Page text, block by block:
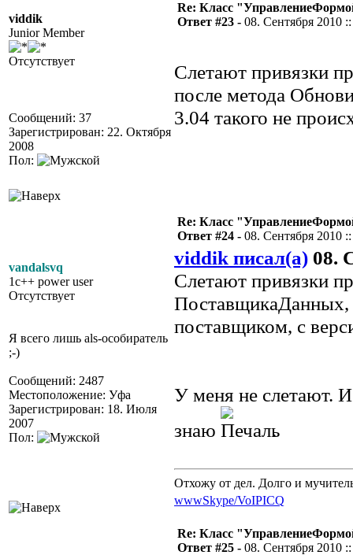
viddik
Junior Member
Отсутствует
Сообщений: 37
Зарегистрирован: 22. Октября
2008
Пол:
Re: Класс
Ответ #23 - 08. Сентября 2010
Слетают привязки
после метода
3.04 такого не
vandalsvq
1c++ power user
Отсутствует
Я всего лишь als-особиратель
;-)
Сообщений: 2487
Местоположение: Уфа
Зарегистрирован: 18. Июля
2007
Пол:
Re: Класс
Ответ #24 - 08. Сентября 2010
viddik писал(а) 08.
Слетают привязки
ПоставщикаДанных,
поставщиком, с
У меня не слетают.
знаю
.
Отхожу от дел. Долго и
wwwSkype/VoIPICQ
Re: Класс
Ответ #25 - 08. Сентября 2010